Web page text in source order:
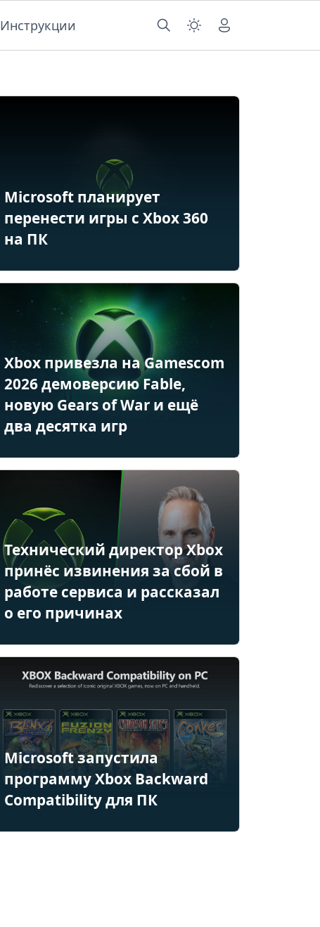
Инструкции
Microsoft планирует
перенести игры с Xbox 360
на ПК
Xbox привезла на Gamescom
2026 демоверсию Fable,
новую Gears of War и ещё
два десятка игр
Технический директор Xbox
принёс извинения за сбой в
работе сервиса и рассказал
о его причинах
Microsoft запустила
программу Xbox Backward
Compatibility для ПК